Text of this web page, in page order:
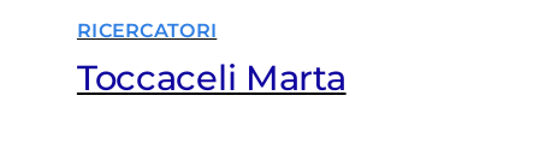
RICERCATORI
Toccaceli Marta